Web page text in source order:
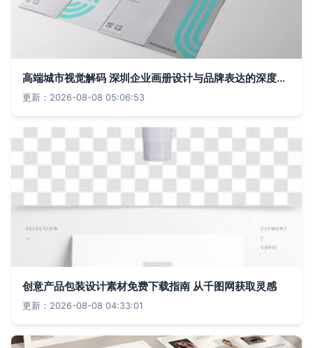
高端城市视觉解码 深圳企业画册设计与品牌表达的深度融合
更新：2026-08-08 05:06:53
创意产品包装设计素材免费下载指南 从千图网获取灵感
更新：2026-08-08 04:33:01